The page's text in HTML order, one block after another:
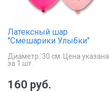
Латексный шар
"Смешарики Улыбки"
Диаметр: 30 см. Цена указана
за 1 шт.
160 руб.